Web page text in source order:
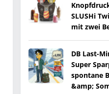
SLUSHi
mit zwei
DB Last-
Super
spontane
&amp;